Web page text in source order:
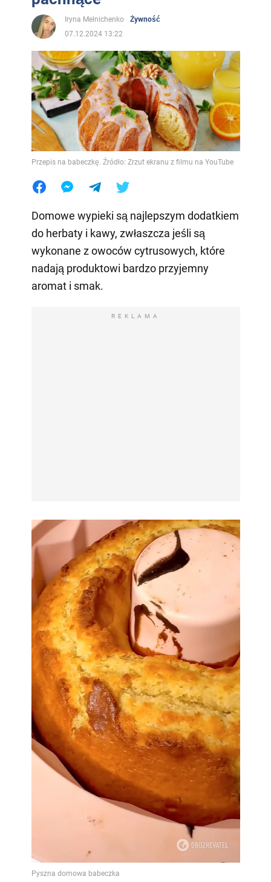
Iryna Melnichenko
Żywność
07.12.2024 13:22
Przepis na babeczkę. Źródło: Zrzut ekranu z filmu na YouTube
Domowe wypieki są najlepszym dodatkiem
do herbaty i kawy, zwłaszcza jeśli są
wykonane z owoców cytrusowych, które
nadają produktowi bardzo przyjemny
aromat i smak.
REKLAMA